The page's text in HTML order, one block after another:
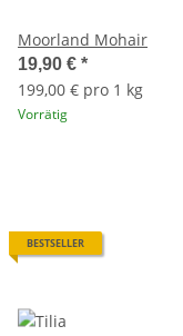
Moorland Mohair
19,90 € *
199,00 € pro 1 kg
Vorrätig
BESTSELLER